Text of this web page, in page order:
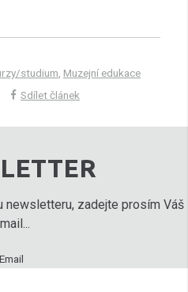
studium Muzejní edukace
Sdílet článek
newsletteru, zadejte prosím Váš
Email